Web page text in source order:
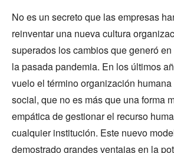
No es un secreto que las empresas
reinventar una nueva cultura
superados los cambios que generó
la pasada pandemia. En los últimos
vuelo el término organización
social, que no es más que una forma
empática de gestionar el recurso
cualquier institución. Este nuevo
demostrado grandes ventajas en la